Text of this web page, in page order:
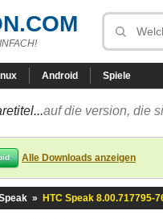
Android Spiele
auf die version, die
Alle Downloads anzeigen
» HTC Speak 8.00.717795-